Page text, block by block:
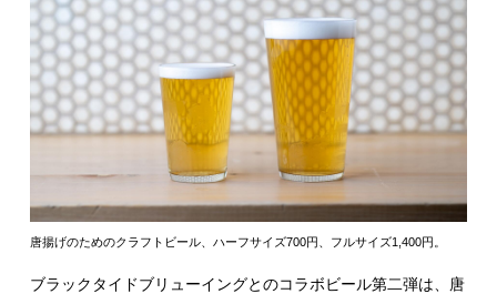
唐揚げのためのクラフトビール、ハーフサイズ700円、フルサイズ1,400円。
ブラックタイドブリューイングとのコラボビール第二弾は、唐